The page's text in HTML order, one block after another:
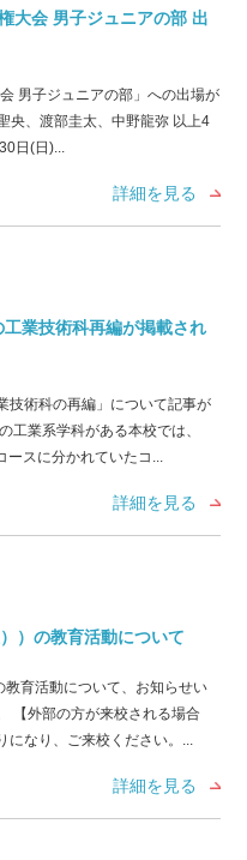
大会 男子ジュニアの部 出
男子ジュニアの部」への出場が
央、渡部圭太、中野龍弥 以上4
日(日)...
詳細を見る
業技術科再編が掲載され
技術科の再編」について記事が
工業系学科がある本校では、
ースに分かれていたコ...
詳細を見る
）の教育活動について
育活動について、お知らせい
【外部の方が来校される場合
なり、ご来校ください。...
詳細を見る